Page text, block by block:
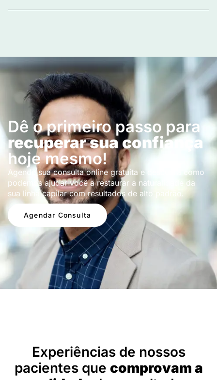
Dê o primeiro passo para
recuperar sua confiança
hoje mesmo!
Agende sua consulta online gratuita e descubra como
podemos ajudar você a restaurar a naturalidade da
sua linha capilar com resultados de alto padrão.
Agendar Consulta
Experiências de nossos
pacientes que comprovam a